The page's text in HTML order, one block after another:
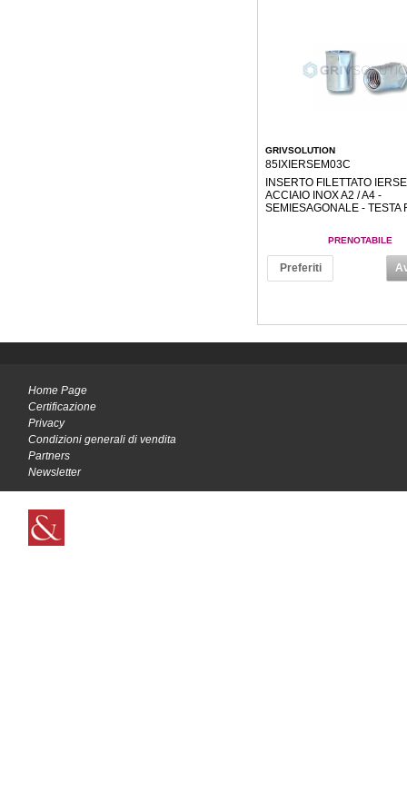
GRIVSOLUTION
85IXIERSEM03C
INSERTO FILETTATO
ACCIAIO INOX A2 / A4 -
SEMIESAGONALE - TESTA
PRENOTABILE
Preferiti
Home Page
Certificazione
Privacy
Condizioni generali di vendita
Partners
Newsletter